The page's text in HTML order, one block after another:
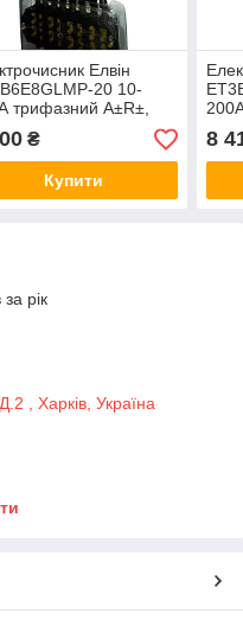
Елвін
20 10-
трифазний А±R±,
прямого
двоспрямований
₴
Купити
8
рік
, Харків, Україна